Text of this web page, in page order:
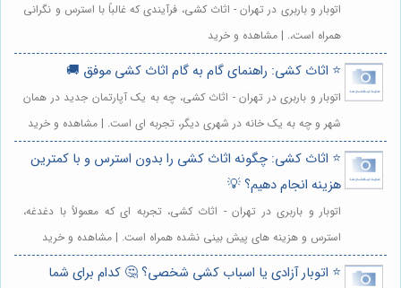
اتوبار و باربری در تهران - اثاث کشی، فرآیندی که غالباً با استرس و نگرانی
همراه است،. | مشاهده و خرید
⭐️ اثاث کشی: راهنمای گام به گام اثاث کشی موفق 🚚
اتوبار و باربری در تهران - اثاث کشی، چه به یک آپارتمان جدید در همان
شهر و چه به یک خانه در شهری دیگر، تجربه ای است. | مشاهده و خرید
⭐️ اثاث کشی: چگونه اثاث کشی را بدون استرس و با کمترین
هزینه انجام دهیم؟ 💡
اتوبار و باربری در تهران - اثاث کشی، تجربه ای که معمولاً با دغدغه،
استرس و هزینه های پیش بینی نشده همراه است. | مشاهده و خرید
⭐️ اتوبار آزادی یا اسباب کشی شخصی؟ 🤔 کدام برای شما